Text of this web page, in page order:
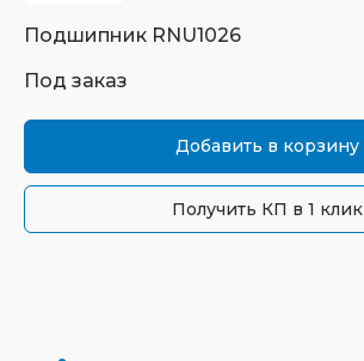
Подшипник RNU1026
Под заказ
Добавить в корзину
Получить КП в 1 клик